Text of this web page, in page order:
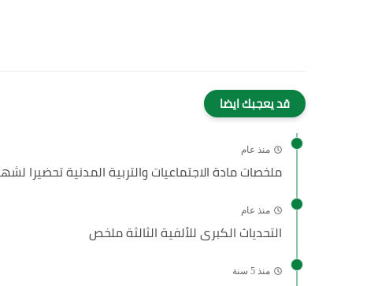
قد يعجبك ايضا
منذ عام
ملخصات مادة الاجتماعيات والتربية المدنية تحضيرا
منذ عام
التحدياث الكبرى للألفية الثالثة ملخص
منذ 5 سنة